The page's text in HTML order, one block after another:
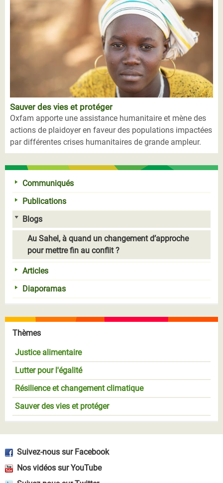
Sauver des vies et protéger
Oxfam apporte une assistance humanitaire et mène des
actions de plaidoyer en faveur des populations impactées
par différentes crises humanitaires de grande ampleur.
Communiqués
Publications
Blogs
Au Sahel, à quand un changement d’approche
pour mettre fin au conflit ?
Articles
Diaporamas
Thèmes
Justice alimentaire
Lutter pour l'égalité
Résilience et changement climatique
Sauver des vies et protéger
Suivez-nous sur Facebook
Nos vidéos sur YouTube